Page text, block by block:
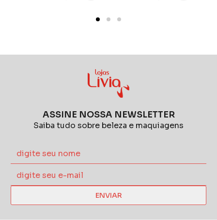
ASSINE NOSSA NEWSLETTER
Saiba tudo sobre beleza e maquiagens
ENVIAR